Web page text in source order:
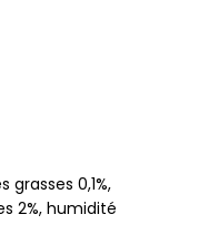
grasses 0,1%,
2%, humidité